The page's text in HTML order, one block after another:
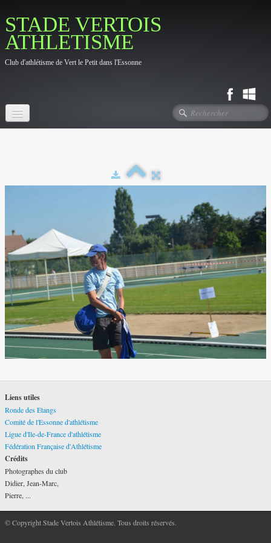
STADE VERTOIS
ATHLETISME
Club d'athlétisme de Vert le Petit dans l'Essonne
Contact
Liens utiles
Ronde des Etangs
Comité de l'Essonne d'athlétisme
Ligue d'Ile-de-France d'athlétisme
Fédération Française d'Athlétisme
Crédits
Photographes du club
Didier, Jean-Marc,
Pierre, ...
© Copyright Stade Vertois Athlétisme. Tous droits réservés.